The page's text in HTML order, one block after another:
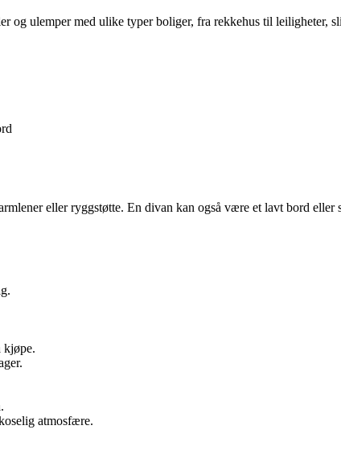
og ulemper med ulike typer boliger, fra rekkehus til leiligheter,
eller ryggstøtte. En divan kan også være et lavt bord
kjøpe.
atmosfære.